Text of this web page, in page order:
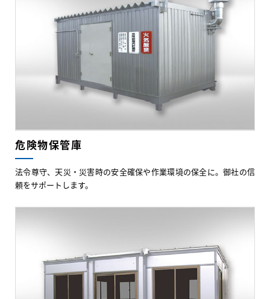
危険物保管庫
法令尊守、天災・災害時の安全確保や作業環境の保全に。御社の信
頼をサポートします。